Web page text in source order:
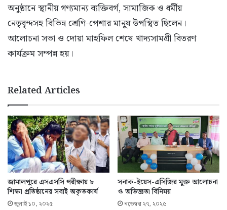
অনুষ্ঠানে স্থানীয় গণ্যমান্য ব্যক্তিবর্গ, সামাজিক ও ধর্মীয়
নেতৃবৃন্দসহ বিভিন্ন শ্রেণি-পেশার মানুষ উপস্থিত ছিলেন।
আলোচনা সভা ও দোয়া মাহফিল শেষে খাদ্যসামগ্রী বিতরণ
কার্যক্রম সম্পন্ন হয়।
Related Articles
জামালপুরে এসএসসি পরীক্ষায় ৮
শিক্ষা প্রতিষ্ঠানের সবাই অকৃতকার্য
জুলাই ১০, ২০২৫
সনাক-ইয়েস-এসিজির মুক্ত আলোচনা
ও অভিজ্ঞতা বিনিময়
নভেম্বর ২৭, ২০২৫